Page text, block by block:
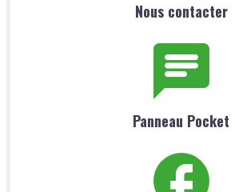
Nous contacter
Panneau Pocket